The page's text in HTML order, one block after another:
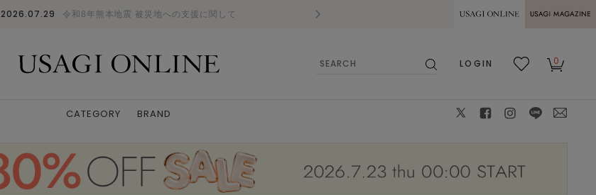
2026.07.29 令和8年熊本地震 被災地への支援に関して 熊本県熊本地方を震源とする地震の影響に
MAGAZINE
LOGIN
0
CATEGORY BRAND